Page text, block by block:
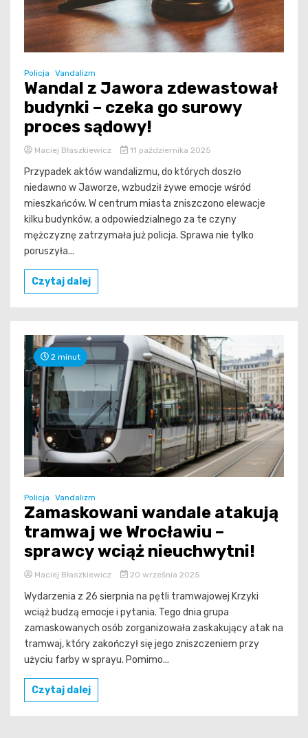
Policja Vandalizm
Wandal z Jawora zdewastował
budynki – czeka go surowy
proces sądowy!
Maciej Błaszkiewicz 11 października 2025
Przypadek aktów wandalizmu, do których doszło
niedawno w Jaworze, wzbudził żywe emocje wśród
mieszkańców. W centrum miasta zniszczono elewacje
kilku budynków, a odpowiedzialnego za te czyny
mężczyznę zatrzymała już policja. Sprawa nie tylko
poruszyła...
Czytaj dalej
2 minut
Policja Vandalizm
Zamaskowani wandale atakują
tramwaj we Wrocławiu –
sprawcy wciąż nieuchwytni!
Maciej Błaszkiewicz 20 września 2025
Wydarzenia z 26 sierpnia na pętli tramwajowej Krzyki
wciąż budzą emocje i pytania. Tego dnia grupa
zamaskowanych osób zorganizowała zaskakujący atak na
tramwaj, który zakończył się jego zniszczeniem przy
użyciu farby w sprayu. Pomimo...
Czytaj dalej